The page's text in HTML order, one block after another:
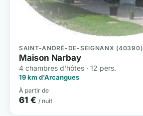
SAINT-ANDRÉ-DE-SEIGNANX (40390)
Maison Narbay
4 chambres d'hôtes · 12 pers.
19 km d'Arcangues
À partir de
61 € / nuit